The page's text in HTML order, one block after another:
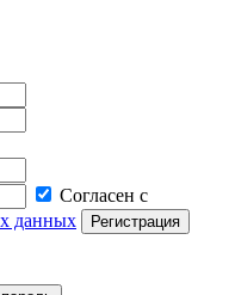
Согласен с
данных